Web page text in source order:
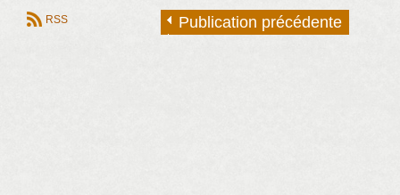
RSS Publication précédente